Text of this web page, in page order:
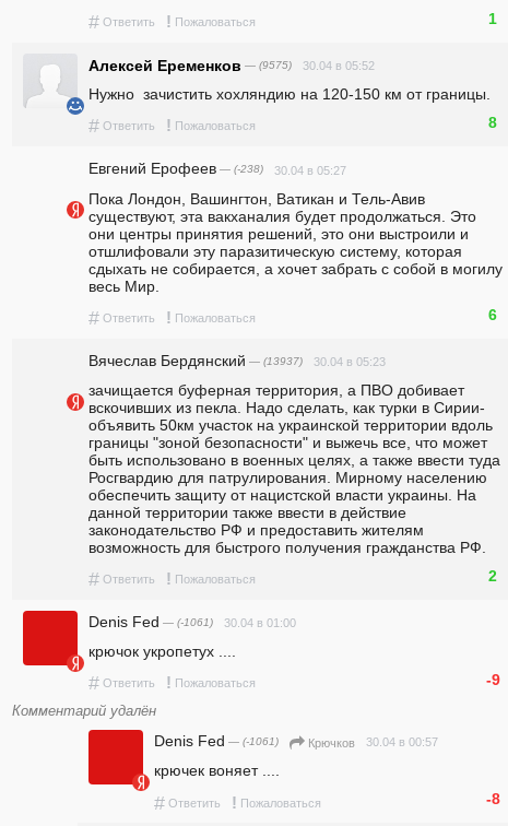
# Ответить ! Пожаловаться 1
Алексей Еременков — (9575) 30.04 в 05:52
Нужно  зачистить хохляндию на 120-150 км от границы.
# Ответить ! Пожаловаться 8
Евгений Ерофеев — (-238) 30.04 в 05:27
Пока Лондон, Вашингтон, Ватикан и Тель-Авив
существуют, эта вакханалия будет продолжаться. Это
они центры принятия решений, это они выстроили и
отшлифовали эту паразитическую систему, которая
сдыхать не собирается, а хочет забрать с собой в могилу
весь Мир.
# Ответить ! Пожаловаться 6
Вячеслав Бердянский — (13937) 30.04 в 05:23
зачищается буферная территория, а ПВО добивает
вскочивших из пекла. Надо сделать, как турки в Сирии-
объявить 50км участок на украинской территории вдоль
границы "зоной безопасности" и выжечь все, что может
быть использовано в военных целях, а также ввести туда
Росгвардию для патрулирования. Мирному населению
обеспечить защиту от нацистской власти украины. На
данной территории также ввести в действие
законодательство РФ и предоставить жителям
возможность для быстрого получения гражданства РФ.
# Ответить ! Пожаловаться 2
Denis Fed — (-1061) 30.04 в 01:00
крючок укропетух ....
# Ответить ! Пожаловаться -9
Комментарий удалён
Denis Fed — (-1061) Крючков 30.04 в 00:57
крючек воняет ....
# Ответить ! Пожаловаться -8